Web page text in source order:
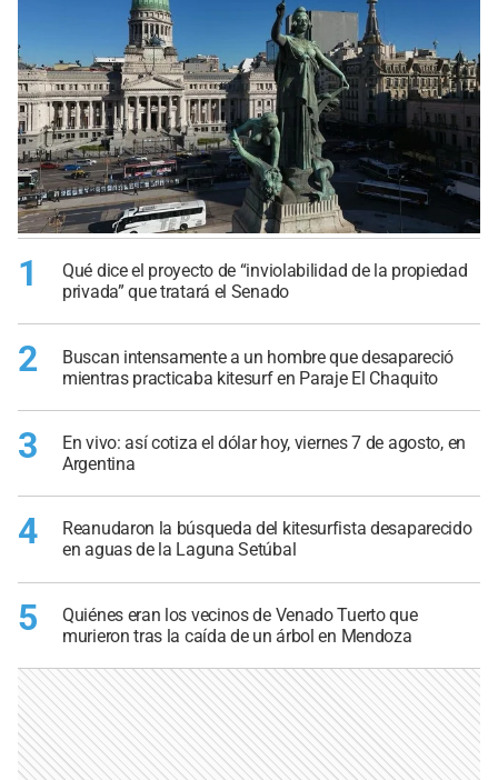
1
Qué dice el proyecto de “inviolabilidad de la propiedad
privada” que tratará el Senado
2
Buscan intensamente a un hombre que desapareció
mientras practicaba kitesurf en Paraje El Chaquito
3
En vivo: así cotiza el dólar hoy, viernes 7 de agosto, en
Argentina
4
Reanudaron la búsqueda del kitesurfista desaparecido
en aguas de la Laguna Setúbal
5
Quiénes eran los vecinos de Venado Tuerto que
murieron tras la caída de un árbol en Mendoza